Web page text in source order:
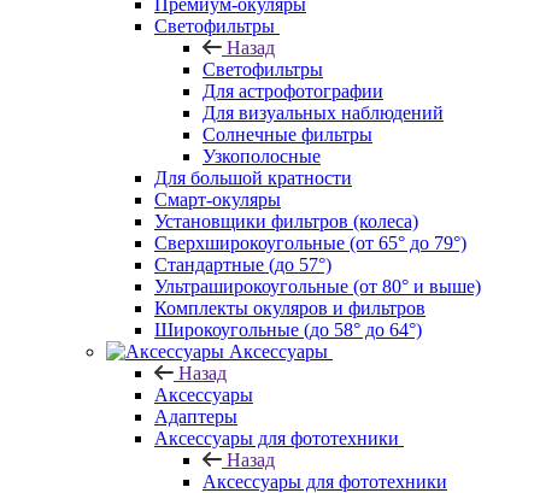
Премиум-окуляры
Светофильтры
Назад
Светофильтры
Для астрофотографии
Для визуальных наблюдений
Солнечные фильтры
Узкополосные
Для большой кратности
Смарт-окуляры
Установщики фильтров (колеса)
Сверхширокоугольные (от 65° до 79°)
Стандартные (до 57°)
Ультраширокоугольные (от 80° и выше)
Комплекты окуляров и фильтров
Широкоугольные (до 58° до 64°)
Аксессуары
Назад
Аксессуары
Адаптеры
Аксессуары для фототехники
Назад
Аксессуары для фототехники